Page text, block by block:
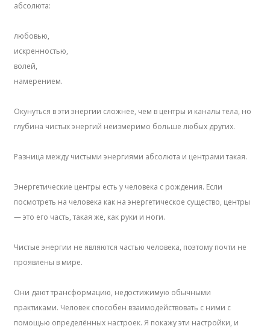
абсолюта:
любовью,
искренностью,
волей,
намерением.
Окунуться в эти энергии сложнее, чем в центры и каналы тела, но
глубина чистых энергий неизмеримо больше любых других.
Разница между чистыми энергиями абсолюта и центрами такая.
Энергетические центры есть у человека с рождения. Если
посмотреть на человека как на энергетическое существо, центры
— это его часть, такая же, как руки и ноги.
Чистые энергии не являются частью человека, поэтому почти не
проявлены в мире.
Они дают трансформацию, недостижимую обычными
практиками. Человек способен взаимодействовать с ними с
помощью определённых настроек. Я покажу эти настройки, и